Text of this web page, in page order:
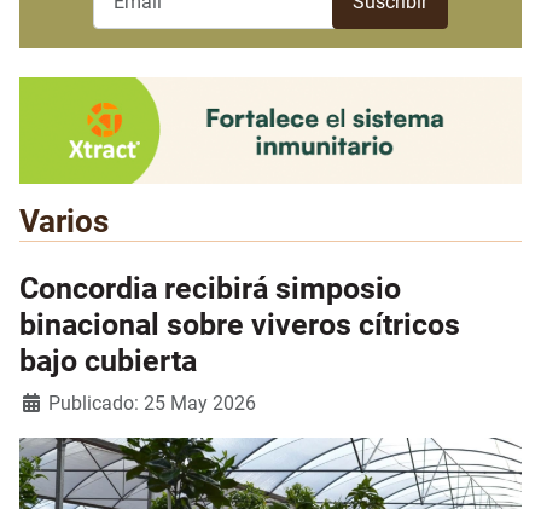
Varios
Concordia recibirá simposio
binacional sobre viveros cítricos
bajo cubierta
Detalles
Publicado: 25 May 2026